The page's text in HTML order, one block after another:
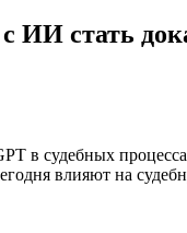
стать
в судебных
влияют на